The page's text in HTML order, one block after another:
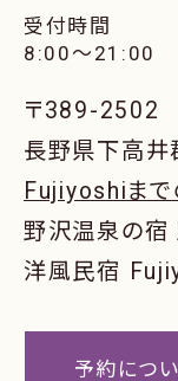
受付時間
8:00〜21:00
〒389-2502
長野県下高
Fujiyoshiまで
野沢温泉の
洋風民宿
予約につ